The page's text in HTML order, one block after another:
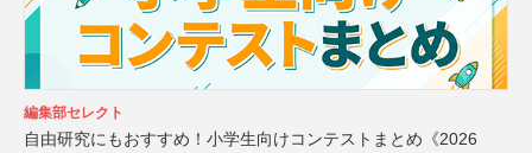
編集部セレクト
自由研究にもおすすめ！小学生向けコンテストまとめ《2026